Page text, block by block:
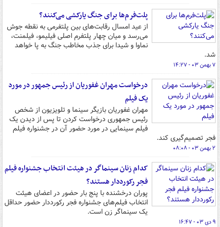
پلت‌فرم‌ها برای جنگ یارکشی می‌کنند؟
از عید امسال رقابت‌های بین پلتفرمی به نقطه جوش
می‌رسد و میان چهار پلتفرم اصلی فیلیمو، فیلمنت،
نماوا و شیدا برای جذب مخاطب جنگ به پا خواهد
شد.
۷ بهمن ۰۳ - ۱۴:۲۷
درخواست مهران غفوریان از رئیس جمهور در مورد
یک فیلم
مهران غفوریان بازیگر سینما و تلویزیون از شخص
رئیس جمهوری درخواست کردن تا پس از دیدن یک
فیلم سینمایی در مورد حضور آن در جشنواره فیلم
فجر تصمیم‌گیری کند.
۲ بهمن ۰۳ - ۰۸:۰۸
کدام زنان سینماگر در هیئت انتخاب جشنواره فیلم
فجر رکورددار هستند؟
پوران درخشنده با پنج بار حضور در اعضای هیئت
انتخاب فیلم‌های جشنواره فجر رکورددار حضور حداقل
یک سینماگر زن است.
۹ دی ۰۳ - ۱۶:۴۷